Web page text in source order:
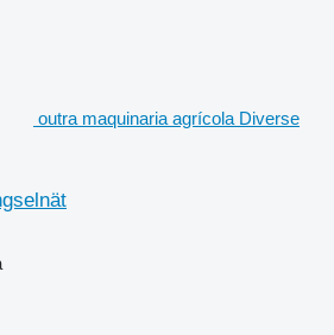
outra maquinaria agrícola Diverse